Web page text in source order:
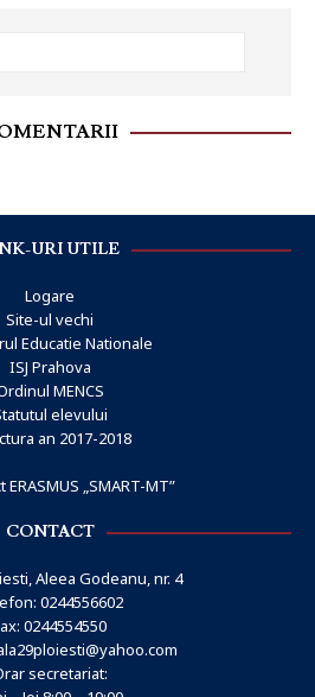
URI UTILE
Logare
Site-ul vechi
Educatie Nationale
ISJ Prahova
MENCS
elevului
an 2017-2018
„SMART-MT”
CONTACT
Aleea Godeanu, nr. 4
0244556602
0244554550
secretariat: